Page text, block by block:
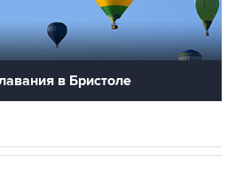
в Бристоле